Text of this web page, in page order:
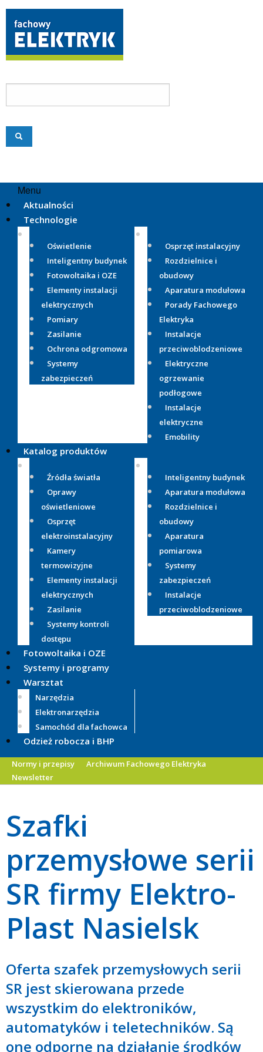
Menu
Aktualności
Technologie
Oświetlenie
Inteligentny budynek
Fotowoltaika i OZE
Elementy instalacji
elektrycznych
Pomiary
Zasilanie
Ochrona odgromowa
Systemy
zabezpieczeń
Osprzęt instalacyjny
Rozdzielnice i
obudowy
Aparatura modułowa
Porady Fachowego
Elektryka
Instalacje
przeciwoblodzeniowe
Elektryczne
ogrzewanie
podłogowe
Instalacje
elektryczne
Emobility
Katalog produktów
Źródła światła
Oprawy
oświetleniowe
Osprzęt
elektroinstalacyjny
Kamery
termowizyjne
Elementy instalacji
elektrycznych
Zasilanie
Systemy kontroli
dostępu
Inteligentny budynek
Aparatura modułowa
Rozdzielnice i
obudowy
Aparatura
pomiarowa
Systemy
zabezpieczeń
Instalacje
przeciwoblodzeniowe
Fotowoltaika i OZE
Systemy i programy
Warsztat
Narzędzia
Elektronarzędzia
Samochód dla fachowca
Odzież robocza i BHP
Normy i przepisy
Archiwum Fachowego Elektryka
Newsletter
Szafki
przemysłowe serii
SR firmy Elektro-
Plast Nasielsk
Oferta szafek przemysłowych serii
SR jest skierowana przede
wszystkim do elektroników,
automatyków i teletechników. Są
one odporne na działanie środków